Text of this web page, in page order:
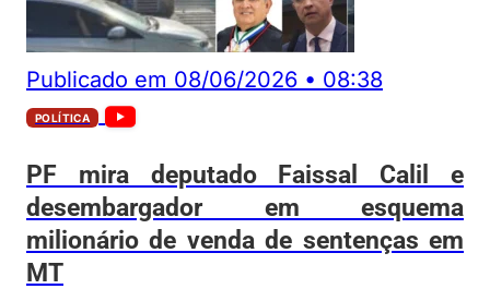
Publicado em 08/06/2026 • 08:38
POLÍTICA
PF mira deputado Faissal Calil e
desembargador em esquema
milionário de venda de sentenças em
MT